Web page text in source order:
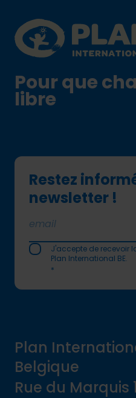
Plan International logo
Pour que
libre
Restez
newsletter !
J'accepte de recevoir
Plan International BE.
*
Plan
Belgique
Rue du Marquis